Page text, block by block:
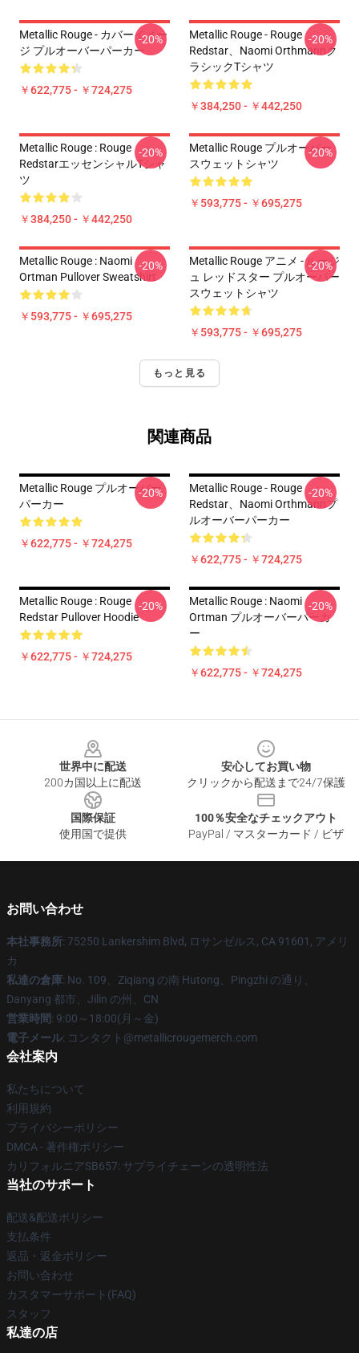
Metallic Rouge - カバーイメー
ジ プルオーバーパーカー
￥622,775 - ￥724,275
-20%
Metallic Rouge - Rouge
Redstar、Naomi Orthmannク
ラシックTシャツ
￥384,250 - ￥442,250
-20%
Metallic Rouge : Rouge
RedstarエッセンシャルTシャ
ツ
￥384,250 - ￥442,250
-20%
Metallic Rouge プルオーバー
スウェットシャツ
￥593,775 - ￥695,275
-20%
Metallic Rouge : Naomi
Ortman Pullover Sweatshirt
￥593,775 - ￥695,275
-20%
Metallic Rouge アニメ - ルージ
ュ レッドスター プルオーバー
スウェットシャツ
￥593,775 - ￥695,275
-20%
もっと見る
関連商品
Metallic Rouge プルオーバー
パーカー
￥622,775 - ￥724,275
-20%
Metallic Rouge - Rouge
Redstar、Naomi Orthmannプ
ルオーバーパーカー
￥622,775 - ￥724,275
-20%
Metallic Rouge : Rouge
Redstar Pullover Hoodie
￥622,775 - ￥724,275
-20%
Metallic Rouge : Naomi
Ortman プルオーバーパーカ
ー
￥622,775 - ￥724,275
-20%
世界中に配送
200カ国以上に配送
安心してお買い物
クリックから配送まで24/7保護
国際保証
使用国で提供
100％安全なチェックアウト
PayPal / マスターカード / ビザ
お問い合わせ
本社事務所: 75250 Lankershim Blvd, ロサンゼルス, CA 91601, アメリ
カ
私達の倉庫: No. 109、Ziqiang の南 Hutong、Pingzhi の通り、
Danyang 都市、Jilin の州、CN
営業時間: 9:00～18:00(月～金)
電子メール: コンタクト@metallicrougemerch.com
会社案内
私たちについて
利用規約
プライバシーポリシー
DMCA - 著作権ポリシー
カリフォルニアSB657: サプライチェーンの透明性法
当社のサポート
配送&配送ポリシー
支払条件
返品・返金ポリシー
お問い合わせ
カスタマーサポート(FAQ)
スタッフ
私達の店